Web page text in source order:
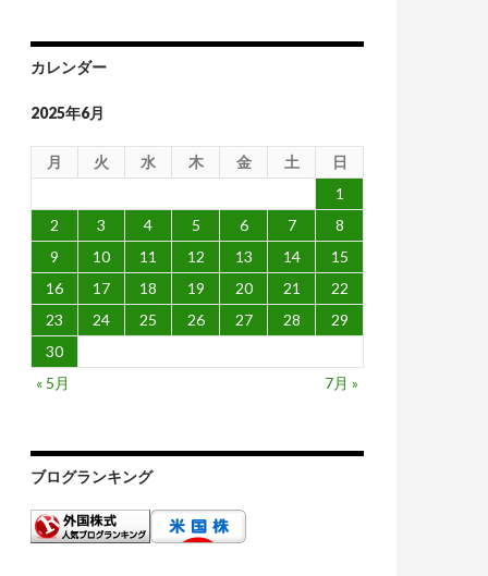
すまで終わらない
カレンダー
2025年6月
月 火 水 木 金 土
日
1
2
3 4 5 6 7
8
9
10 11 12 13 14
15
16
17 18 19 20 21
22
23
24 25 26 27 28
29
30
« 5月
7月 »
ブログランキング